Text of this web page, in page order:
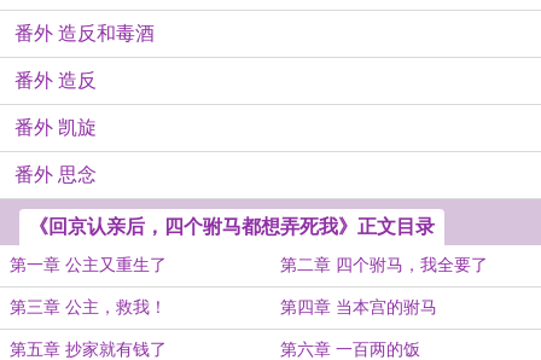
番外 造反和毒酒
番外 造反
番外 凯旋
番外 思念
《回京认亲后，四个驸马都想弄死我》正文目录
第一章 公主又重生了 第二章 四个驸马，我全要了
第三章 公主，救我！ 第四章 当本宫的驸马
第五章 抄家就有钱了 第六章 一百两的饭